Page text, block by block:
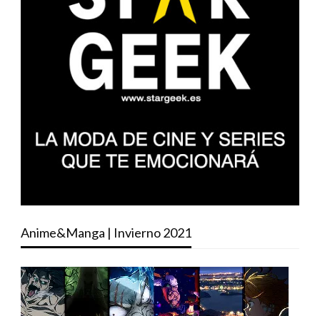
Anime&Manga | Invierno 2021